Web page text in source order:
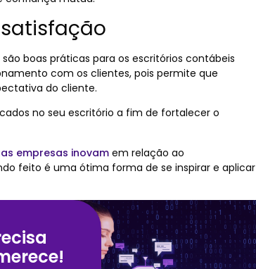
boas práticas para os escritórios contábeis
com os clientes, pois permite que
do cliente.
no seu escritório a fim de fortalecer o
empresas inovam em relação ao
feito é uma ótima forma de se inspirar e aplicar